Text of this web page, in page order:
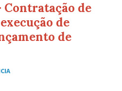
Contratação de
de
de